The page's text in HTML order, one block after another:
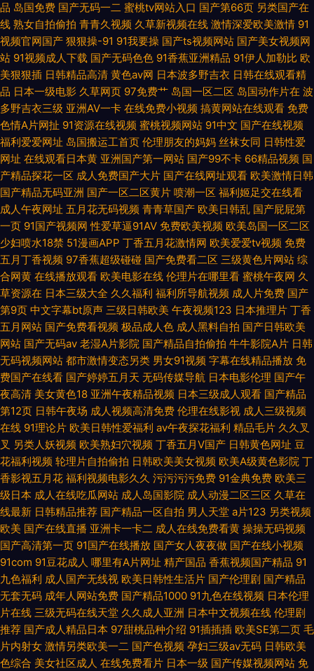
品 岛国免费 国产无码一二 蜜桃tv网站入口 国产第66页 另类国产在
线 熟女自拍偷拍 青青久视频 久草新视频在线 激情深爱欧美激情 91
视频官网国产 狠狠操-91 91我要操 国产ts视频网站 国产美女视频网
站 91视频成人下载 国产无码色色 91香蕉亚洲精品 91伊人加勒比 欧
美狠狠插 日韩精品高清 黄色av网 日本波多野吉衣 日韩在线观看精
品 日本一级电影 久草网页 97免费艹 岛国一区二区 岛国动作片在 波
多野吉衣三级 亚洲AV一卡 在线免费小视频 搞黄网站在线观看 免费
色情A片网扯 91资源在线视频 蜜桃视频网站 91中文 国产在线视频
福利爱爱网址 岛国搬运工首页 伦理朋友的妈妈 丝袜女同 日韩性爱
网址 在线观看日本黄 亚洲国产第一网站 国产99不卡 66精品视频 国
产精品探花一区 成人免费国产大片 国产在线网址观看 欧美激情日韩
国产精品无码亚洲 国产一区二区黄片 喷潮一区 福利姬足交在线看
成人午夜网址 五月花无码视频 青青草国产 欧美日韩乱 国产屁屁第
一页 91国产视频网 性爱草逼91AV 免费欧美视频 欧美岛国一区二区
少妇喷水18禁 51漫画APP 丁香五月花激情网 欧美爱爱tv视频 免费
五月丁香视频 97香蕉超级碰碰 国产免费看二区 三级黄色片网站 综
合网黄 在线播放观看 欧美电影在线 伦理片在哪里看 蜜桃午夜网 久
草资源在 日本三级大全 久久福利 福利所导航视频 成人片免费 国产
第9页 中文字幕bt原声 三级日韩欧美 午夜视频123 日本推理片 丁香
五月网站 国产免费看视频 极品成人色 成人黑料自拍 国产日韩欧美
网站 国产无码av 老湿A片影院 国产精品自拍偷拍 牛牛影院A片 日韩
无码视频网站 都市激情变态另类 男女91视频 字幕在线精品播放 免
费国产在线看 国产婷婷五月天 无码传媒导航 日本电影伦理 国产午
夜高清 美女黄色18 亚洲午夜精品视频 日本三级成人观看 国产精品
第12页 日韩午夜场 成人视频高清免费 伦理在线影视 成人三级视频
在线 91理论片 欧美日韩性爱福利 av午夜探花福利 精品毛片 久久叉
叉 另类人妖视频 欧美熟妇穴视频 丁香五月V国产 日韩黄色网址 豆
花福利视频 轮理片自拍偷拍 日韩欧美美女视频 欧美A级黄色影院 丁
香影视五月花 福利视频电影久久 污污污污免费 91金典免费 欧美三
级日本 成人在线吃瓜网站 成人岛国影院 成人动漫二区三区 久草在
线最新 日韩精品推荐 国产精品一区自拍 男人天堂 a片123 另类视频
欧美 国产在线直播 亚洲卡一卡二 成人在线免费看黄 操操无码视频
国产高清第一页 91国产在线播放 国产女人夜夜做 国产在线小视频
91com 91豆花成人 哪里有A片网址 精产国品 香蕉视频国产精品 91
九色福利 成人国产无线视 欧美日韩性生活片 国产伦理剧 国产精品
无套无码 成年人网站免费 国产精品1000 91九色在线视频 日本伦理
片在线 三级无码在线天堂 久久成人亚洲 日本中文视频在线 伦理剧
推荐 国产成人精品日本 97甜桃品种介绍 91插插插 欧美SE第二页 毛
片内射女 激情另类欧美一二 国产色视频 孕妇三级av无码 日韩欧美
色综合 美女社区成人 在线免费看片 日本一级 国产传媒视频网站 免